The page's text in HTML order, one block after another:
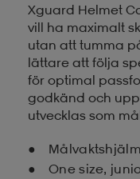
Xguard Helmet
vill ha maximalt
utan att tumma
lättare att följa
för optimal
godkänd och
utvecklas som
Målvaktshjälm
One size,